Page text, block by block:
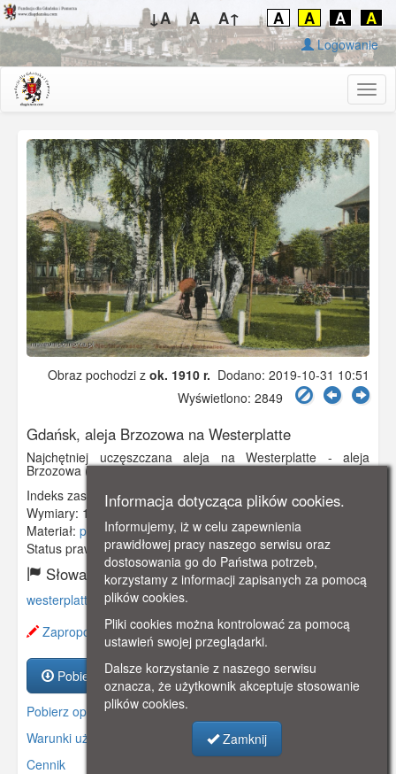
↓A A A↑ A A A A
Logowanie
Obraz pochodzi z ok. 1910 r. Dodano: 2019-10-31 10:51
Wyświetlono: 2849
Gdańsk, aleja Brzozowa na Westerplatte
Najchętniej uczęszczana aleja na Westerplatte - aleja
Brzozowa (Birkenallee).
Indeks zasobu:GSP02460
Wymiary: 138 x 86 mm
Materiał: pocztówka
Status prawny:Użycie Niekomercyjne
Słowa kluczowe:
westerplatte brzozowa,aleja
Zaproponuj zmianę opisu.
Pobierz zasób
Pobierz opis
Warunki używania zasobów.
Cennik
Informacja dotycząca plików cookies.
Informujemy, iż w celu zapewnienia
prawidłowej pracy naszego serwisu oraz
dostosowania go do Państwa potrzeb,
korzystamy z informacji zapisanych za pomocą
plików cookies.
Pliki cookies można kontrolować za pomocą
ustawień swojej przeglądarki.
Dalsze korzystanie z naszego serwisu
oznacza, że użytkownik akceptuje stosowanie
plików cookies.
Zamknij